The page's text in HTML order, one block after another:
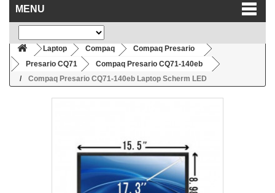
MENU
Laptop Compaq
Compaq Presario
Presario CQ71
Compaq Presario CQ71-140eb
Compaq Presario CQ71-140eb Laptop Scherm LED